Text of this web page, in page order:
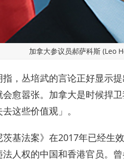
加拿大参议员郝萨科斯 (Leo
，丛培武的言论正好显示
愈嚣张。加拿大是时候捍
这些价值观」。
基法案》在2017年已经生
人权的中国和香港官员。